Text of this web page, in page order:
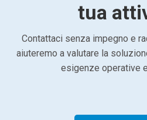
tua
Contattaci senza impegno e
aiuteremo a valutare la
esigenze operative